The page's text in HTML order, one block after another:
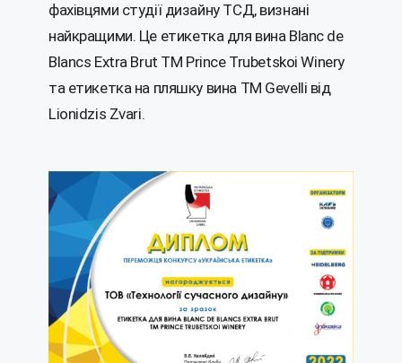
фахівцями студії дизайну ТСД, визнані
найкращими. Це етикетка для вина Blanc de
Blancs Extra Brut ТМ Prince Trubetskoi Winery
та етикетка на пляшку вина ТМ Gevelli від
Lionidzis Zvari.